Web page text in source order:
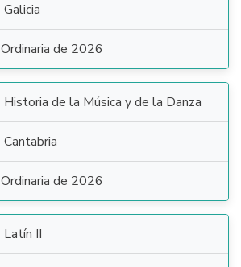
Galicia
Ordinaria de 2026
Historia de la Música y de la Danza
Cantabria
Ordinaria de 2026
Latín II